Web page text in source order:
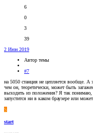
6
0
3
39
2 Июн 2019
Автор темы
#7
на 5050 станция не цепляется вообще.
чем он, теоретически, может быть
выходить из положения? Я так
запустится ни в каком браузере или
S
start